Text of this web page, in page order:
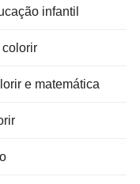
infantil
e matemática